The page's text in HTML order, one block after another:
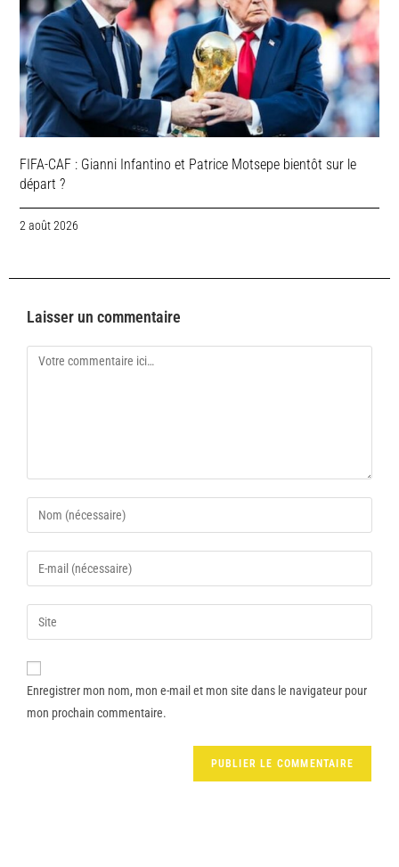
FIFA-CAF : Gianni Infantino et Patrice Motsepe bientôt sur le
départ ?
2 août 2026
Laisser un commentaire
Enregistrer mon nom, mon e-mail et mon site dans le navigateur pour
mon prochain commentaire.